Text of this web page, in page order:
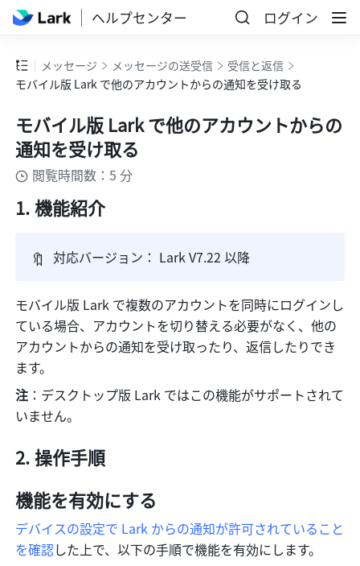
ヘルプセンター ログイン
メッセージ メッセージの送受信
受信と返信
モバイル版 Lark で他のアカウントからの通知を受け取る
モバイル版 Lark で他のアカウントからの
通知を受け取る
閲覧時間数：5 分
機能紹介
🔖 対応バージョン： Lark V7.22 以降
モバイル版 Lark で複数のアカウントを同時にログインし
ている場合、アカウントを切り替える必要がなく、他の
アカウントからの通知を受け取ったり、返信したりでき
ます。
注 ：デスクトップ版 Lark ではこの機能がサポートされて
いません。
操作手順
機能を有効にする
デバイスの設定で Lark からの通知が許可されていること
を確認した上で、以下の手順で機能を有効にします。